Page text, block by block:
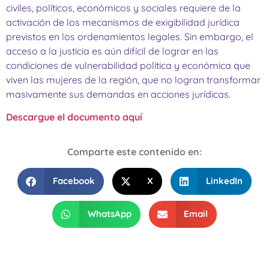
civiles, políticos, económicos y sociales requiere de la
activación de los mecanismos de exigibilidad jurídica
previstos en los ordenamientos legales. Sin embargo, el
acceso a la justicia es aún difícil de lograr en las
condiciones de vulnerabilidad política y económica que
viven las mujeres de la región, que no logran transformar
masivamente sus demandas en acciones jurídicas.
Descargue el documento aquí
Comparte este contenido en:
Facebook X LinkedIn
WhatsApp Email